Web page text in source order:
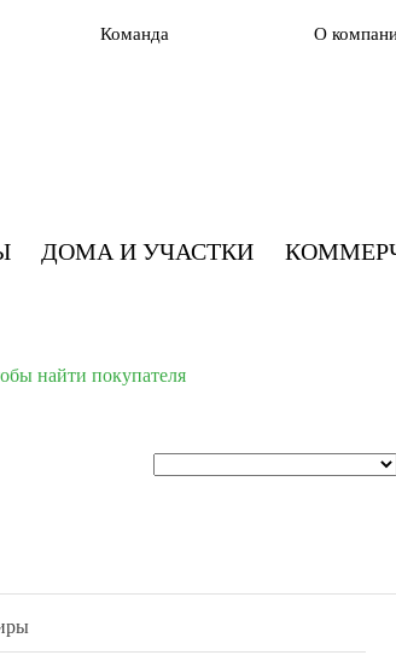
Команда О
ДОМА И УЧАСТКИ
найти покупателя